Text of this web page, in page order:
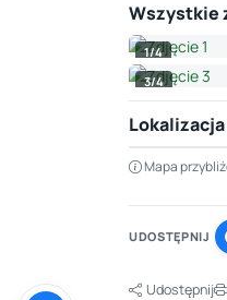
Wszystkie
1/4
3/4
Lokalizacja
+
−
Mapa
UDOSTĘPNIJ
Udostępnij